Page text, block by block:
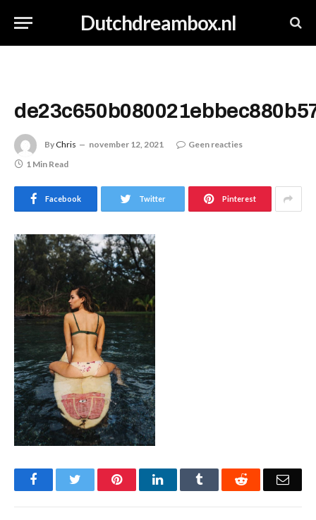
Dutchdreambox.nl
By Chris november 12, 2021
Geen reacties
1 Min Read
Facebook Twitter Pinterest
FacebookTwitter PinterestLinkedIn Tumblr Reddit